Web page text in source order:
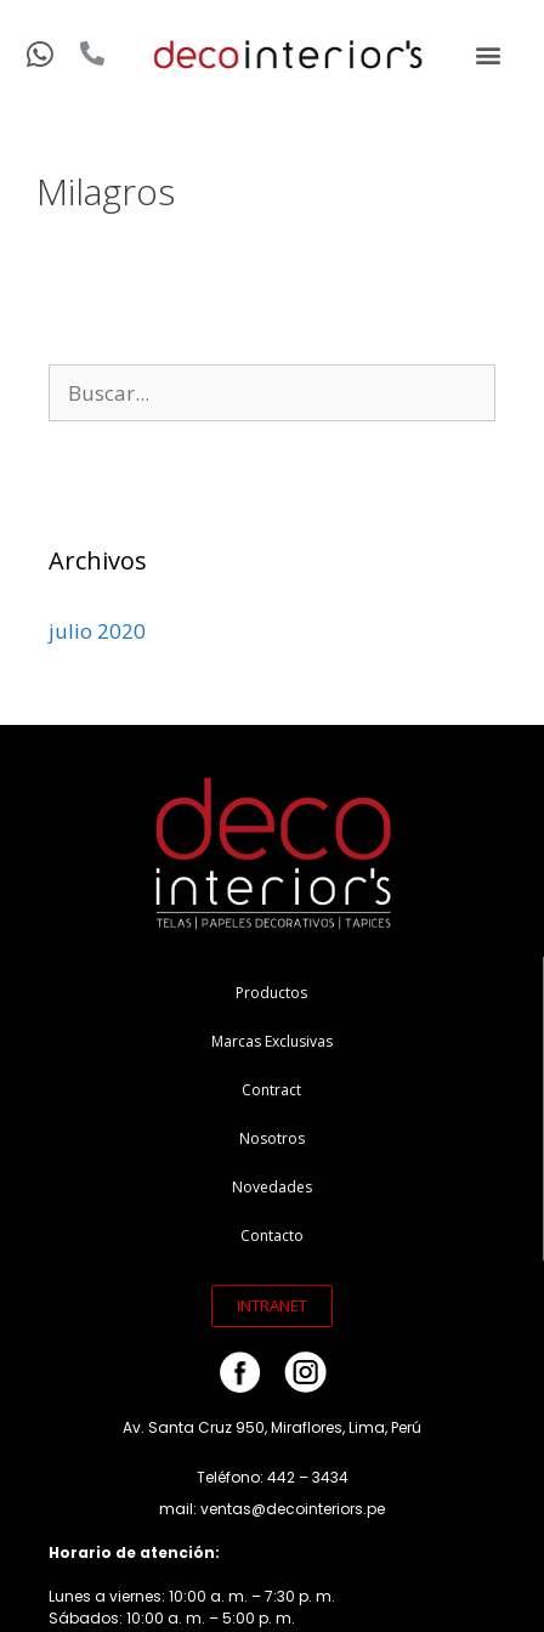
Milagros
Archivos
julio 2020
Productos
Marcas Exclusivas
Contract
Nosotros
Novedades
Contacto
INTRANET
Av. Santa Cruz 950, Miraflores, Lima, Perú
Teléfono: 442 – 3434
mail: ventas@decointeriors.pe
Horario de atención:
Lunes a viernes: 10:00 a. m. – 7:30 p. m.
Sábados: 10:00 a. m. – 5:00 p. m.